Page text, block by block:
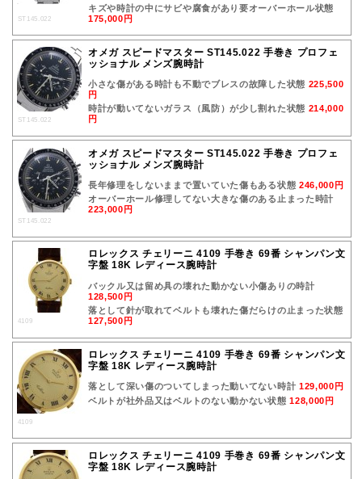
ST145.022
キズや時計の中にサビや腐食があり要オーバーホール状態
175,000円
ST145.022
オメガ スピードマスター ST145.022 手巻き プロフェ
ッショナル メンズ腕時計
小さな傷がある時計も不動でブレスの故障した状態 225,500
円
時計が動いてないガラス（風防）が少し割れた状態 214,000
円
ST145.022
オメガ スピードマスター ST145.022 手巻き プロフェ
ッショナル メンズ腕時計
長年修理をしないままで置いていた傷もある状態 246,000円
オーバーホール修理してない大きな傷のある止まった時計
223,000円
4109
ロレックス チェリーニ 4109 手巻き 69番 シャンパン文
字盤 18K レディース腕時計
バックル又は留め具の壊れた動かない小傷ありの時計
128,500円
落として針が取れてベルトも壊れた傷だらけの止まった状態
127,500円
4109
ロレックス チェリーニ 4109 手巻き 69番 シャンパン文
字盤 18K レディース腕時計
落として深い傷のついてしまった動いてない時計 129,000円
ベルトが社外品又はベルトのない動かない状態128,000円
ロレックス チェリーニ 4109 手巻き 69番 シャンパン文
字盤 18K レディース腕時計